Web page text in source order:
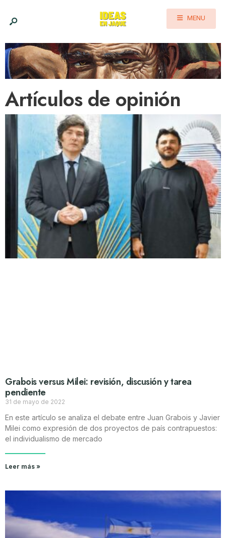
MENU
Artículos de opinión
Grabois versus Milei: revisión, discusión y tarea
pendiente
31 de mayo de 2022
En este artículo se analiza el debate entre Juan Grabois y Javier
Milei como expresión de dos proyectos de país contrapuestos:
el individualismo de mercado
Leer más »